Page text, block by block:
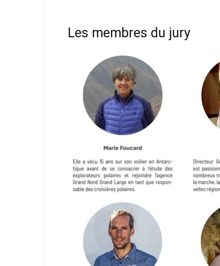
Les membres du jury